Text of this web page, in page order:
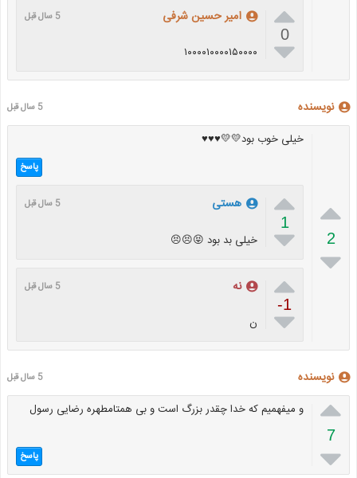

0

امیر حسین شرفی 5 سال قبل
۱۰۰۰۰۱۰۰۰۰۱۵۰۰۰۰
نویسنده 5 سال قبل

2

خیلی خوب بود💛💛♥️♥️♥️
پاسخ

1

هستی 5 سال قبل
خیلی بد بود 😝😣😣

-1

نه 5 سال قبل
ن
نویسنده 5 سال قبل

7

و میفهمیم که خدا چقدر بزرگ است و بی همتامطهره رضایی رسول
پاسخ